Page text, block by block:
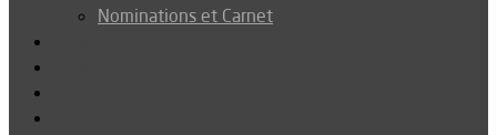
Nominations et Carnet